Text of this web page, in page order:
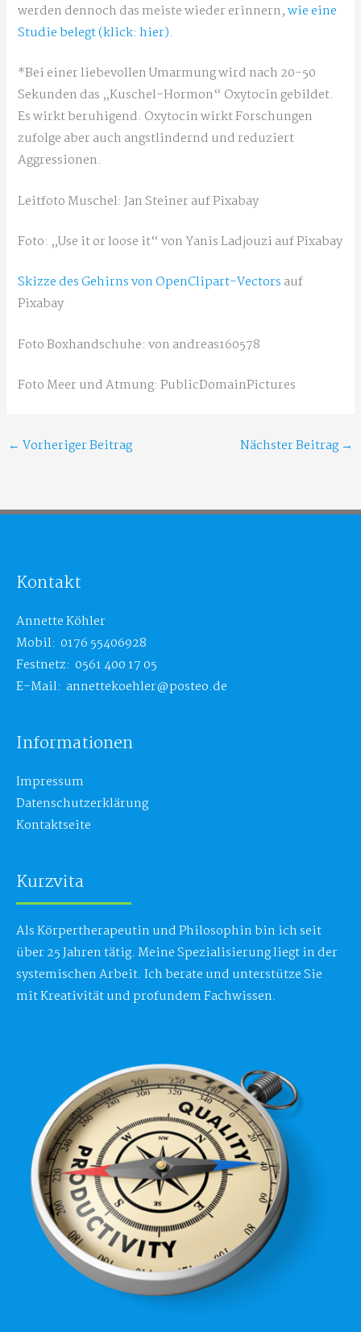
werden dennoch das meiste wieder erinnern,wie eine
Studie belegt (klick: hier).
*Bei einer liebevollen Umarmung wird nach 20-50
Sekunden das „Kuschel-Hormon“ Oxytocin gebildet.
Es wirkt beruhigend. Oxytocin wirkt Forschungen
zufolge aber auch angstlindernd und reduziert
Aggressionen.
Leitfoto Muschel: Jan Steiner auf Pixabay
Foto: „Use it or loose it“ von Yanis Ladjouzi auf Pixabay
Skizze des Gehirns von OpenClipart-Vectors auf
Pixabay
Foto Boxhandschuhe: von andreas160578
Foto Meer und Atmung: PublicDomainPictures
← Vorheriger Beitrag Nächster Beitrag →
Kontakt
Annette Köhler
Mobil: 0176 55406928
Festnetz: 0561 400 17 05
E-Mail: annettekoehler@posteo.de
Informationen
Impressum
Datenschutzerklärung
Kontaktseite
Kurzvita
Als Körpertherapeutin und Philosophin bin ich seit
über 25 Jahren tätig. Meine Spezialisierung liegt in der
systemischen Arbeit. Ich berate und unterstütze Sie
mit Kreativität und profundem Fachwissen.